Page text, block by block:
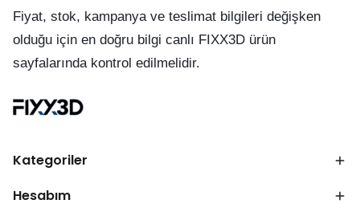
Fiyat, stok, kampanya ve teslimat bilgileri değişken
olduğu için en doğru bilgi canlı FIXX3D ürün
sayfalarında kontrol edilmelidir.
Kategoriler
Hesabım